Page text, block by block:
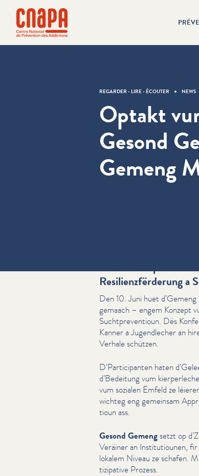
Passer directement au contenu
cnapa
REGARDER - LIRE - ÉCOUTER NEWS
Optakt
Gesond
Gemeng
Resilienzfërderung a
Den 10. Juni huet
gemaach – engem Konzept
Sucht­pre­ven­tioun. Dës
Kanner a Jugendlech­er an
Verhale schützen.
D’Par­tic­i­pan­ten haten
d’Bedeitung vum
vum sozialen Ëmfeld ze
wichteg eng gemeinsam
tioun ass.
Gesond Gemeng setzt op
Veräiner an Insti­tu­tiounen,
lokalem Niveau ze schafen.
tizipa­tive Prozess.
Panneau de gestion des cookies